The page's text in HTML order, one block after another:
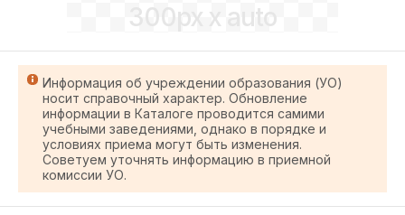
300px x auto
Информация об учреждении образования (УО)
носит справочный характер. Обновление
информации в Каталоге проводится самими
учебными заведениями, однако в порядке и
условиях приема могут быть изменения.
Советуем уточнять информацию в приемной
комиссии УО.